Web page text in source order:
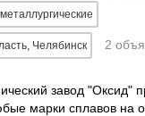
Челябинск
2
завод "Оксид"
марки сплавов на